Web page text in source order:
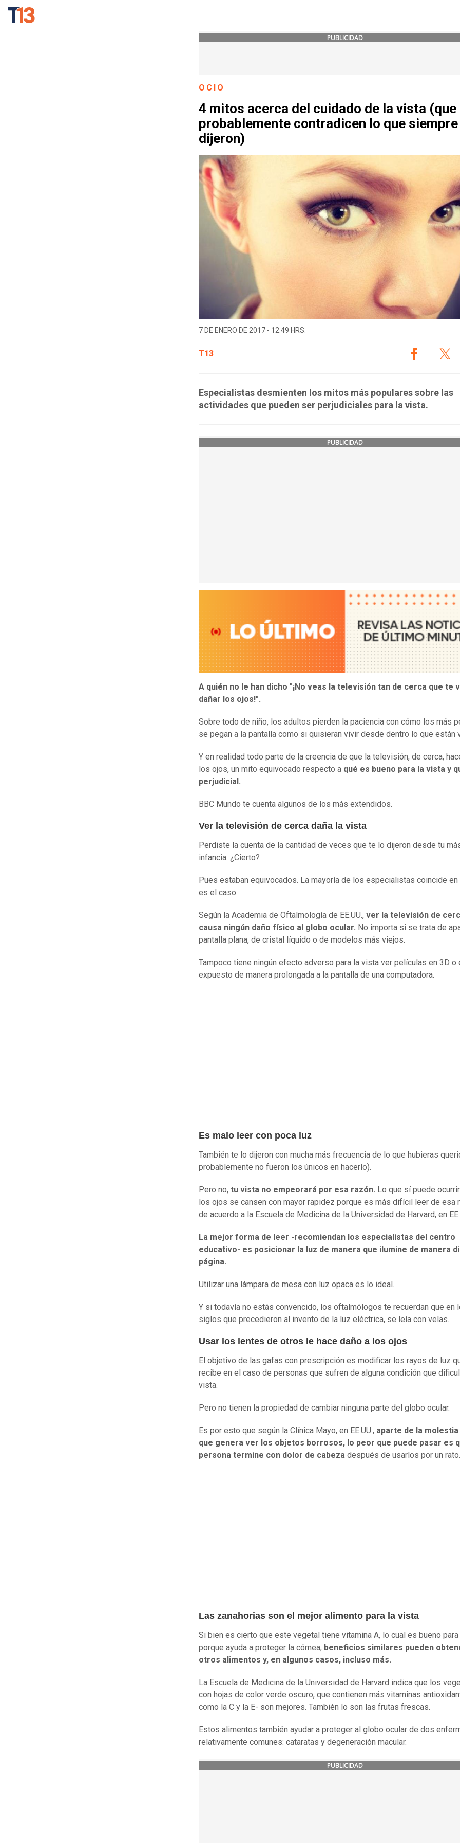
PUBLICIDAD
OCIO
4 mitos acerca del cuidado de la vista (que
probablemente contradicen lo que
dijeron)
7 DE ENERO DE 2017 - 12:49 HRS.
T13
Especialistas desmienten los mitos más populares sobre las
actividades que pueden ser perjudiciales para la vista.
PUBLICIDAD
A quién no le han dicho "¡No veas la televisión tan de cerca que te
dañar los ojos!".
Sobre todo de niño, los adultos pierden la paciencia con cómo los más
se pegan a la pantalla como si quisieran vivir desde dentro lo que están
Y en realidad todo parte de la creencia de que la televisión, de cerca,
los ojos, un mito equivocado respecto a qué es bueno para la vista y
perjudicial.
BBC Mundo te cuenta algunos de los más extendidos.
Ver la televisión de cerca daña la vista
Perdiste la cuenta de la cantidad de veces que te lo dijeron desde tu
infancia. ¿Cierto?
Pues estaban equivocados. La mayoría de los especialistas coincide en
es el caso.
Según la Academia de Oftalmología de EE.UU., ver la televisión de
causa ningún daño físico al globo ocular. No importa si se trata de
pantalla plana, de cristal líquido o de modelos más viejos.
Tampoco tiene ningún efecto adverso para la vista ver películas en 3D o
expuesto de manera prolongada a la pantalla de una computadora.
Es malo leer con poca luz
También te lo dijeron con mucha más frecuencia de lo que hubieras
probablemente no fueron los únicos en hacerlo).
Pero no, tu vista no empeorará por esa razón. Lo que sí puede
los ojos se cansen con mayor rapidez porque es más difícil leer de esa
de acuerdo a la Escuela de Medicina de la Universidad de Harvard, en
La mejor forma de leer -recomiendan los especialistas del centro
educativo- es posicionar la luz de manera que ilumine de manera
página.
Utilizar una lámpara de mesa con luz opaca es lo ideal.
Y si todavía no estás convencido, los oftalmólogos te recuerdan que en
siglos que precedieron al invento de la luz eléctrica, se leía con velas.
Usar los lentes de otros le hace daño a los ojos
El objetivo de las gafas con prescripción es modificar los rayos de luz
recibe en el caso de personas que sufren de alguna condición que
vista.
Pero no tienen la propiedad de cambiar ninguna parte del globo ocular.
Es por esto que según la Clínica Mayo, en EE.UU., aparte de la
que genera ver los objetos borrosos, lo peor que puede pasar es
persona termine con dolor de cabeza después de usarlos por un rato.
Las zanahorias son el mejor alimento para la vista
Si bien es cierto que este vegetal tiene vitamina A, lo cual es bueno
porque ayuda a proteger la córnea, beneficios similares pueden
otros alimentos y, en algunos casos, incluso más.
La Escuela de Medicina de la Universidad de Harvard indica que los
con hojas de color verde oscuro, que contienen más vitaminas
como la C y la E- son mejores. También lo son las frutas frescas.
Estos alimentos también ayudar a proteger al globo ocular de dos
relativamente comunes: cataratas y degeneración macular.
PUBLICIDAD